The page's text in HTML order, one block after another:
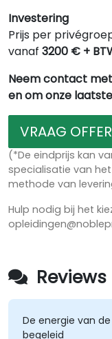
Investering
Prijs per
vanaf 3200 € +
Neem contact
en om onze
VRAAG
(*De eindprijs kan
specialisatie van
methode van
Hulp nodig bij het
De energie van
begeleid